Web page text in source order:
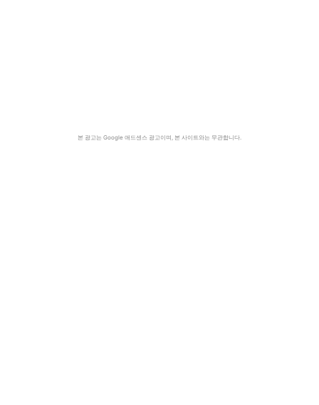
본 광고는 Google 애드센스 광고이며, 본 사이트와는 무관합니다.